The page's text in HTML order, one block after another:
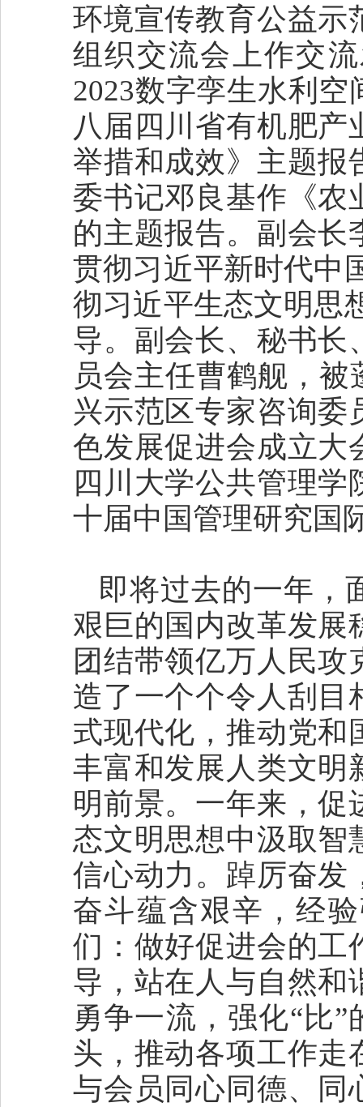
环境宣传教育公益示
组织交流会上作交
2023数字孪生水利
八届四川省有机肥
举措和成效》主题报
委书记邓良基作《农
的主题报告。副会长
贯彻习近平新时代中
彻习近平生态文明思
导。副会长、秘书长
员会主任曹鹤舰，
兴示范区专家咨询委
色发展促进会成立大
四川大学公共管理
十届中国管理研究国
即将过去的一年，
艰巨的国内改革发展
团结带领亿万人民
造了一个个令人刮目
式现代化，推动党和
丰富和发展人类文明
明前景。一年来，促
态文明思想中汲取智
信心动力。踔厉奋发
奋斗蕴含艰辛，经
们：做好促进会的工
导，站在人与自然和
勇争一流，强化“比
头，推动各项工作走
与会员同心同德、同